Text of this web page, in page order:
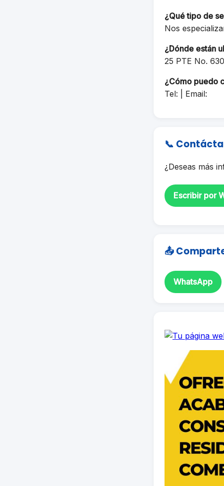
¿Qué tipo de
Nos
¿Dónde están
25 PTE No.
¿Cómo puedo
Tel: | Email:
📞
¿Deseas más
Escribir por
📤
WhatsApp